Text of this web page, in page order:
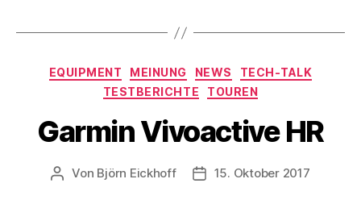
Kategorien
EQUIPMENT MEINUNG NEWS
TECH-TALK
TESTBERICHTE
TOUREN
Garmin Vivoactive HR
Beitragsautor
Von Björn Eickhoff Veröffentlichungsdatum
15. Oktober 2017